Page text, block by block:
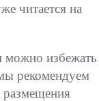
читается на
можно избежать
рекомендуем
размещения